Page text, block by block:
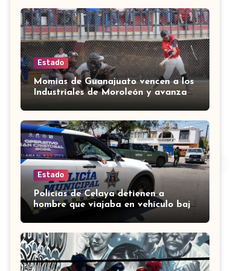
Estado
Momias de Guanajuato vencen a los
Industriales de Moroleón y avanzan
a la final estatal de béisbol
Estado
Policías de Celaya detienen a
hombre que viajaba en vehículo bajo
investigación